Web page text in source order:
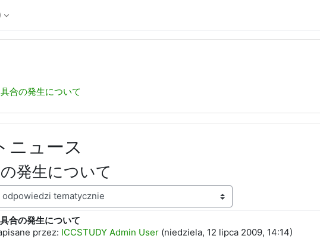
合の発生について
ニュース
発生について
合の発生について
przez: ICCSTUDY Admin User(niedziela, 12 lipca 2009, 14:14)
odpowiedzi: 0